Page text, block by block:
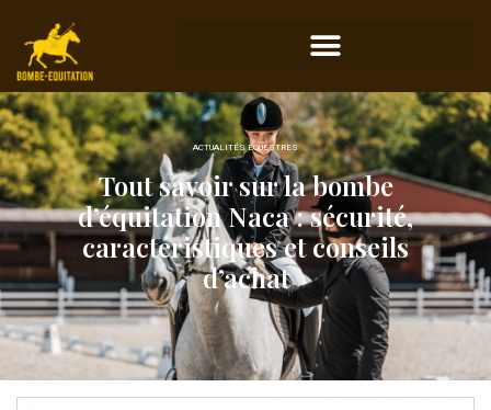
ACTUALITÉS ÉQUESTRES
Tout savoir sur la bombe
d’équitation Naca : sécurité,
caractéristiques et conseils
d’achat